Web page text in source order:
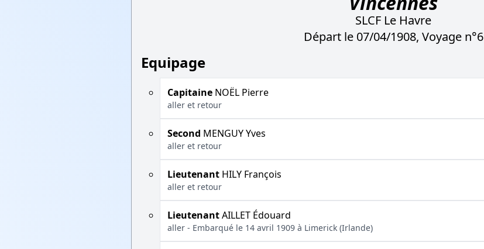
SLCF Le Havre
Départ le 07/04/1908, Voyage n°6
Equipage
Capitaine NOËL Pierre
aller et retour
Second MENGUY Yves
aller et retour
Lieutenant HILY François
aller et retour
LieutenantAILLET Édouard
aller - Embarqué le 14 avril 1909 à Limerick (Irlande)